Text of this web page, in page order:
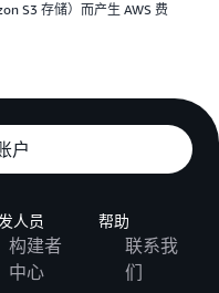
S3 存储）而产生 AWS 费
户
人员
构建者
中心
帮助
联系我
们